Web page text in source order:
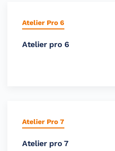
Atelier Pro 6
Atelier pro 6
Atelier Pro 7
Atelier pro 7